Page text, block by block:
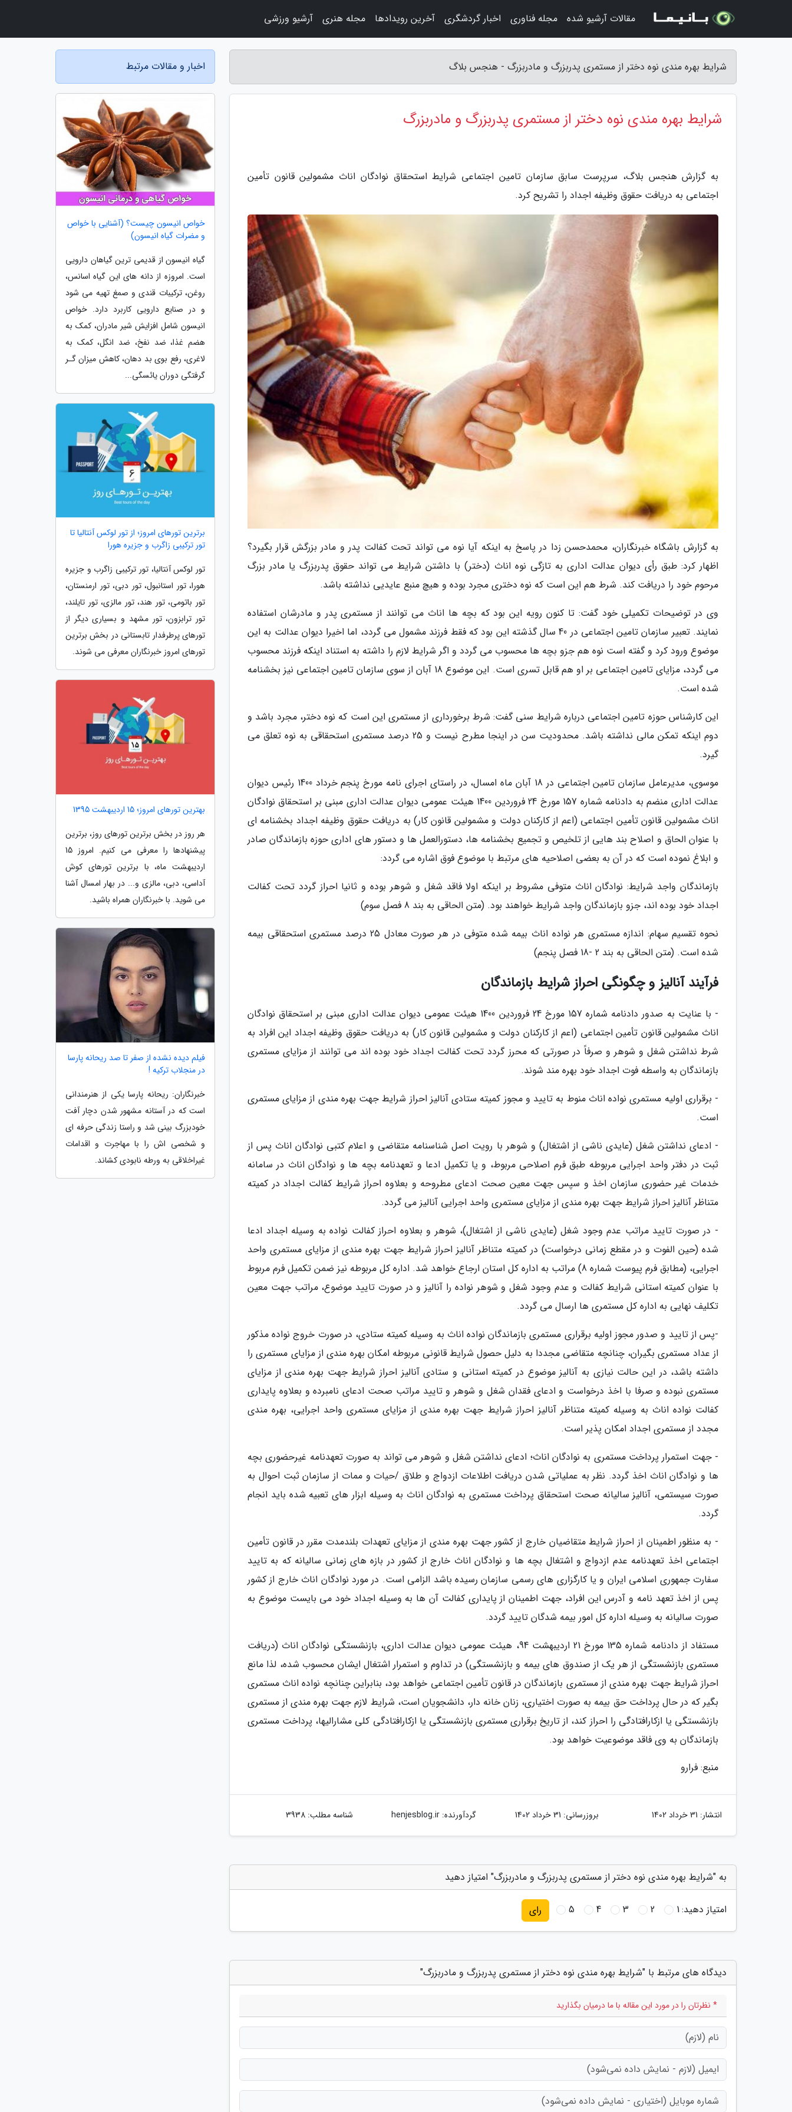
شرایط بهره مندی نوه دختر از مستمری پدربزرگ و مادربزرگ - هنجس بلاگ
شرایط بهره مندی نوه دختر از مستمری پدربزرگ و مادربزرگ
به گزارش هنجس بلاگ، سرپرست سابق سازمان تامین اجتماعی شرایط استحقاق نوادگان اناث مشمولین قانون تأمین
اجتماعی به دریافت حقوق وظیفه اجداد را تشریح کرد.
به گزارش باشگاه خبرنگاران، محمدحسن زدا در پاسخ به اینکه آیا نوه می تواند تحت کفالت پدر و مادر بزرگش قرار بگیرد؟
اظهار کرد: طبق رأی دیوان عدالت اداری به تازگی نوه اناث (دختر) با داشتن شرایط می تواند حقوق پدربزرگ یا مادر بزرگ
مرحوم خود را دریافت کند. شرط هم این است که نوه دختری مجرد بوده و هیچ منبع عایدیی نداشته باشد.
وی در توضیحات تکمیلی خود گفت: تا کنون رویه این بود که بچه ها اناث می توانند از مستمری پدر و مادرشان استفاده
نمایند. تعبیر سازمان تامین اجتماعی در 40 سال گذشته این بود که فقط فرزند مشمول می گردد، اما اخیرا دیوان عدالت به این
موضوع ورود کرد و گفته است نوه هم جزو بچه ها محسوب می گردد و اگر شرایط لازم را داشته به استناد اینکه فرزند محسوب
می گردد، مزایای تامین اجتماعی بر او هم قابل تسری است. این موضوع 18 آبان از سوی سازمان تامین اجتماعی نیز بخشنامه
شده است.
این کارشناس حوزه تامین اجتماعی درباره شرایط سنی گفت: شرط برخورداری از مستمری این است که نوه دختر، مجرد باشد و
دوم اینکه تمکن مالی نداشته باشد. محدودیت سن در اینجا مطرح نیست و 25 درصد مستمری استحقاقی به نوه تعلق می
گیرد.
موسوی، مدیرعامل سازمان تامین اجتماعی در 18 آبان ماه امسال، در راستای اجرای نامه مورخ پنجم خرداد 1400 رئیس دیوان
عدالت اداری منضم به دادنامه شماره 157 مورخ 24 فروردین 1400 هیئت عمومی دیوان عدالت اداری مبنی بر استحقاق نوادگان
اناث مشمولین قانون تأمین اجتماعی (اعم از کارکنان دولت و مشمولین قانون کار) به دریافت حقوق وظیفه اجداد بخشنامه ای
با عنوان الحاق و اصلاح بند هایی از تلخیص و تجمیع بخشنامه ها، دستورالعمل ها و دستور های اداری حوزه بازماندگان صادر
و ابلاغ نموده است که در آن به بعضی اصلاحیه های مرتبط با موضوع فوق اشاره می گردد:
بازماندگان واجد شرایط: نوادگان اناث متوفی مشروط بر اینکه اولا فاقد شغل و شوهر بوده و ثانیا احراز گردد تحت کفالت
اجداد خود بوده اند، جزو بازماندگان واجد شرایط خواهند بود. (متن الحاقی به بند 8 فصل سوم)
نحوه تقسیم سهام: اندازه مستمری هر نواده اناث بیمه شده متوفی در هر صورت معادل 25 درصد مستمری استحقاقی بیمه
شده است. (متن الحاقی به بند 2 -18 فصل پنجم)
فرآیند آنالیز و چگونگی احراز شرایط بازماندگان
- با عنایت به صدور دادنامه شماره 157 مورخ 24 فروردین 1400 هیئت عمومی دیوان عدالت اداری مبنی بر استحقاق نوادگان
اناث مشمولین قانون تأمین اجتماعی (اعم از کارکنان دولت و مشمولین قانون کار) به دریافت حقوق وظیفه اجداد این افراد به
شرط نداشتن شغل و شوهر و صرفاً در صورتی که محرز گردد تحت کفالت اجداد خود بوده اند می توانند از مزایای مستمری
بازماندگان به واسطه فوت اجداد خود بهره مند شوند.
- برقراری اولیه مستمری نواده اناث منوط به تایید و مجوز کمیته ستادی آنالیز احراز شرایط جهت بهره مندی از مزایای مستمری
است.
- ادعای نداشتن شغل (عایدی ناشی از اشتغال) و شوهر با رویت اصل شناسنامه متقاضی و اعلام کتبی نوادگان اناث پس از
ثبت در دفتر واحد اجرایی مربوطه طبق فرم اصلاحی مربوط، و یا تکمیل ادعا و تعهدنامه بچه ها و نوادگان اناث در سامانه
خدمات غیر حضوری سازمان اخذ و سپس جهت معین صحت ادعای مطروحه و بعلاوه احراز شرایط کفالت اجداد در کمیته
متناظر آنالیز احراز شرایط جهت بهره مندی از مزایای مستمری واحد اجرایی آنالیز می گردد.
- در صورت تایید مراتب عدم وجود شغل (عایدی ناشی از اشتغال)، شوهر و بعلاوه احراز کفالت نواده به وسیله اجداد ادعا
شده (حین الفوت و در مقطع زمانی درخواست) در کمیته متناظر آنالیز احراز شرایط جهت بهره مندی از مزایای مستمری واحد
اجرایی، (مطابق فرم پیوست شماره 8) مراتب به اداره کل استان ارجاع خواهد شد. اداره کل مربوطه نیز ضمن تکمیل فرم مربوط
با عنوان کمیته استانی شرایط کفالت و عدم وجود شغل و شوهر نواده را آنالیز و در صورت تایید موضوع، مراتب جهت معین
تکلیف نهایی به اداره کل مستمری ها ارسال می گردد.
-پس از تایید و صدور مجوز اولیه برقراری مستمری بازماندگان نواده اناث به وسیله کمیته ستادی، در صورت خروج نواده مذکور
از عداد مستمری بگیران، چنانچه متقاضی مجددا به دلیل حصول شرایط قانونی مربوطه امکان بهره مندی از مزایای مستمری را
داشته باشد، در این حالت نیازی به آنالیز موضوع در کمیته استانی و ستادی آنالیز احراز شرایط جهت بهره مندی از مزایای
مستمری نبوده و صرفا با اخذ درخواست و ادعای فقدان شغل و شوهر و تایید مراتب صحت ادعای نامبرده و بعلاوه پایداری
کفالت نواده اناث به وسیله کمیته متناظر آنالیز احراز شرایط جهت بهره مندی از مزایای مستمری واحد اجرایی، بهره مندی
مجدد از مستمری اجداد امکان پذیر است.
- جهت استمرار پرداخت مستمری به نوادگان اناث؛ ادعای نداشتن شغل و شوهر می تواند به صورت تعهدنامه غیرحضوری بچه
ها و نوادگان اناث اخذ گردد. نظر به عملیاتی شدن دریافت اطلاعات ازدواج و طلاق /حیات و ممات از سازمان ثبت احوال به
صورت سیستمی، آنالیز سالیانه صحت استحقاق پرداخت مستمری به نوادگان اناث به وسیله ابزار های تعبیه شده باید انجام
گردد.
- به منظور اطمینان از احراز شرایط متقاضیان خارج از کشور جهت بهره مندی از مزایای تعهدات بلندمدت مقرر در قانون تأمین
اجتماعی اخذ تعهدنامه عدم ازدواج و اشتغال بچه ها و نوادگان اناث خارج از کشور در بازه های زمانی سالیانه که به تایید
سفارت جمهوری اسلامی ایران و یا کارگزاری های رسمی سازمان رسیده باشد الزامی است. در مورد نوادگان اناث خارج از کشور
پس از اخذ تعهد نامه و آدرس این افراد، جهت اطمینان از پایداری کفالت آن ها به وسیله اجداد خود می بایست موضوع به
صورت سالیانه به وسیله اداره کل امور بیمه شدگان تایید گردد.
مستفاد از دادنامه شماره 135 مورخ 21 اردیبهشت 94، هیئت عمومی دیوان عدالت اداری، بازنشستگی نوادگان اناث (دریافت
مستمری بازنشستگی از هر یک از صندوق های بیمه و بازنشستگی) در تداوم و استمرار اشتغال ایشان محسوب شده، لذا مانع
احراز شرایط جهت بهره مندی از مستمری بازماندگان در قانون تأمین اجتماعی خواهد بود، بنابراین چنانچه نواده اناث مستمری
بگیر که در حال پرداخت حق بیمه به صورت اختیاری، زنان خانه دار، دانشجویان است، شرایط لازم جهت بهره مندی از مستمری
بازنشستگی یا ازکارافتادگی را احراز کند، از تاریخ برقراری مستمری بازنشستگی یا ازکارافتادگی کلی مشارالیها، پرداخت مستمری
بازماندگان به وی فاقد موضوعیت خواهد بود.
منبع: فرارو
انتشار: 31 خرداد 1402 بروزرسانی: 31 خرداد 1402 گردآورنده:henjesblog.ir شناسه مطلب: 3938
به "شرایط بهره مندی نوه دختر از مستمری پدربزرگ و مادربزرگ" امتیاز دهید
امتیاز دهید:1
2
3
4
5 رای
دیدگاه های مرتبط با "شرایط بهره مندی نوه دختر از مستمری پدربزرگ و مادربزرگ"
* نظرتان را در مورد این مقاله با ما درمیان بگذارید
اخبار و مقالات مرتبط
خواص انیسون چیست؟ (آشنایی با خواص
و مضرات گیاه انیسون)
گیاه انیسون از قدیمی ترین گیاهان دارویی
است. امروزه از دانه های این گیاه اسانس،
روغن، ترکیبات قندی و صمغ تهیه می شود
و در صنایع دارویی کاربرد دارد. خواص
انیسون شامل افزایش شیر مادران، کمک به
هضم غذا، ضد نفخ، ضد انگل، کمک به
لاغری، رفع بوی بد دهان، کاهش میزان گـر
گرفتگی دوران یائسگی...
برترین تورهای امروز؛ از تور لوکس آنتالیا تا
تور ترکیبی زاگرب و جزیره هورا
تور لوکس آنتالیا، تور ترکیبی زاگرب و جزیره
هورا، تور استانبول، تور دبی، تور ارمنستان،
تور باتومی، تور هند، تور مالزی، تور تایلند،
تور ترابزون، تور مشهد و بسیاری دیگر از
تورهای پرطرفدار تابستانی در بخش برترین
تورهای امروز خبرنگاران معرفی می شوند.
بهترین تورهای امروز؛ 15 اردیبهشت 1395
هر روز در بخش برترین تورهای روز، برترین
پیشنهادها را معرفی می کنیم. امروز 15
اردیبهشت ماه، با برترین تورهای کوش
آداسی، دبی، مالزی و... در بهار امسال آشنا
می شوید. با خبرنگاران همراه باشید.
فیلم دیده نشده از صفر تا صد ریحانه پارسا
در منجلاب ترکیه !
خبرنگاران: ریحانه پارسا یکی از هنرمندانی
است که در آستانه مشهور شدن دچار آفت
خودبزرگ بینی شد و راستا زندگی حرفه ای
و شخصی اش را با مهاجرت و اقدامات
غیراخلاقی به ورطه نابودی کشاند.
مقالات آرشیو شده مجله فناوری اخبار گردشگری آخرین رویدادها مجله هنری آرشیو ورزشی